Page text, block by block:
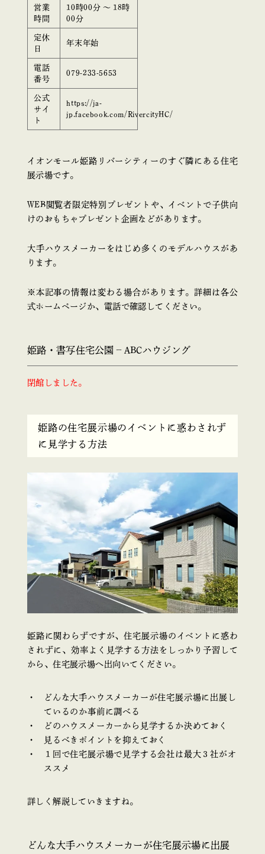
営業
時間
10時00分 ～ 18時
00分
定休
日
年末年始
電話
番号
079-233-5653
公式
サイ
ト
https://ja-
jp.facebook.com/RivercityHC/
イオンモール姫路リバーシティーのすぐ隣にある住宅
展示場です。
WEB閲覧者限定特別プレゼントや、イベントで子供向
けのおもちゃプレゼント企画などがあります。
大手ハウスメーカーをはじめ多くのモデルハウスがあ
ります。
※本記事の情報は変わる場合があります。詳細は各公
式ホームページか、電話で確認してください。
姫路・書写住宅公園 – ABCハウジング
閉館しました。
姫路の住宅展示場のイベントに惑わされず
に見学する方法
姫路に関わらずですが、住宅展示場のイベントに惑わ
されずに、効率よく見学する方法をしっかり予習して
から、住宅展示場へ出向いてください。
どんな大手ハウスメーカーが住宅展示場に出展し
ているのか事前に調べる
どのハウスメーカーから見学するか決めておく
見るべきポイントを抑えておく
１回で住宅展示場で見学する会社は最大３社がオ
ススメ
詳しく解説していきますね。
どんな大手ハウスメーカーが住宅展示場に出展